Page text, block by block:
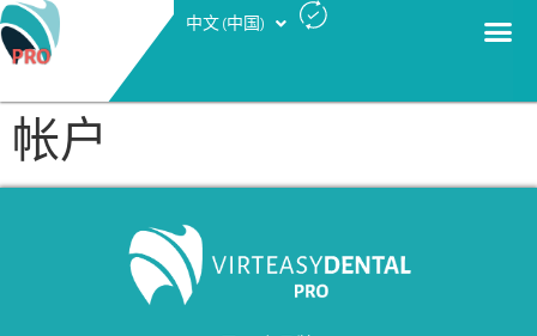
中文 (中国)
Русский
帐户